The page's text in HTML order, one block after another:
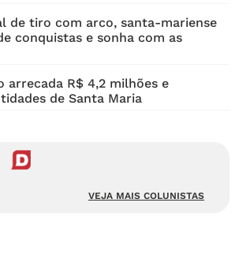
de tiro com arco, santa-mariense
conquistas e sonha com as
arrecada R$ 4,2 milhões e
de Santa Maria
VEJA MAIS COLUNISTAS